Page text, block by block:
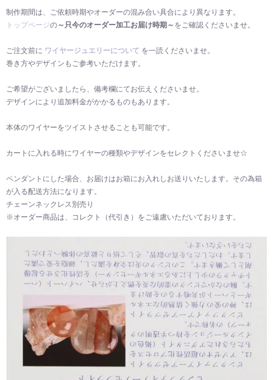
制作期間は、ご依頼時期やオーダーの混み合い具合により異なります。
トップページの～只今のオーダー加工お届け時期～ をご確認くださいませ。
ご注文前に ワイヤージュエリーについて を一読くださいませ。
巻き方やデザインもご参考いただけます。
ご希望がございましたら、備考欄にてお伝えくださいませ。
デザインにより追加料金がかかるものもあります。
本体のワイヤーをツイストさせることも可能です。
カートに入れる時にワイヤーの種類やデザインをセレクトくださいませ☆
ペンダントにした場合、お届けはお箱にお入れしお送りいたします。その為箱
が入る配送方法になります。
チェーンネックレス別売り
※オーダー商品は、コレクト（代引き）をご遠慮いただいております。